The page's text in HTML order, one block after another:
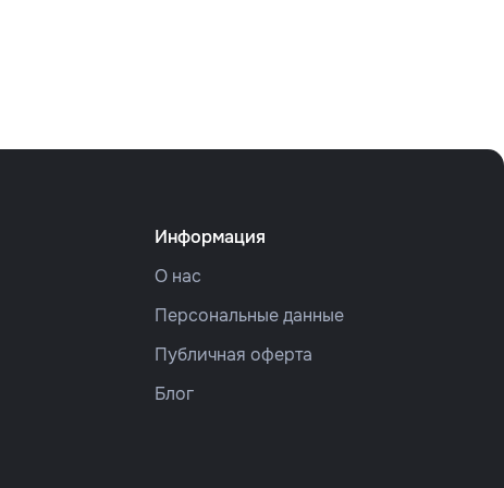
Информация
О нас
Персональные данные
Публичная оферта
Блог